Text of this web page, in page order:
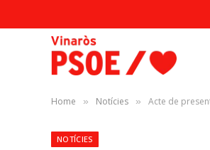
Home » Notícies » Acte de
NOTÍCIES